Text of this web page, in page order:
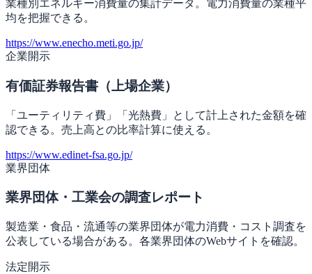
業種別エネルギー消費量の集計データ。電力消費量の業種平
均を把握できる。
https://www.enecho.meti.go.jp/
企業開示
有価証券報告書（上場企業）
「ユーティリティ費」「光熱費」として計上された金額を確
認できる。売上高との比率計算に使える。
https://www.edinet-fsa.go.jp/
業界団体
業界団体・工業会の調査レポート
製造業・食品・流通等の業界団体が電力消費・コスト調査を
公表している場合がある。各業界団体のWebサイトを確認。
法定開示